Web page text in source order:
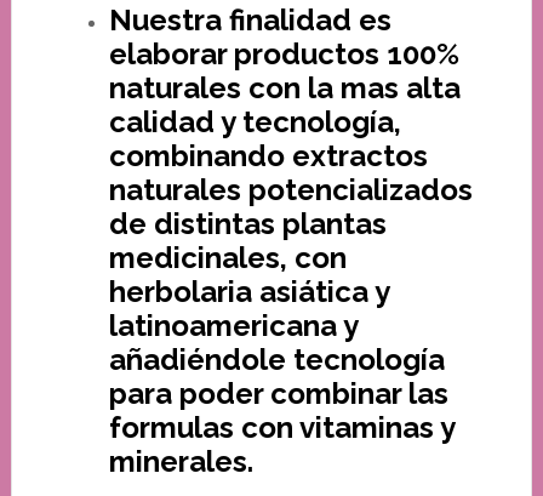
Nuestra finalidad es
elaborar productos 100%
naturales con la mas alta
calidad y tecnología,
combinando extractos
naturales potencializados
de distintas plantas
medicinales, con
herbolaria asiática y
latinoamericana y
añadiéndole tecnología
para poder combinar las
formulas con vitaminas y
minerales.